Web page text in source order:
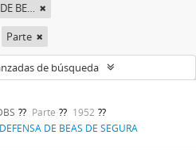
PROYECTOS OBRAS DE DEFENSA DE BEAS DE SEGURA
Parte
de búsqueda
Parte
1952
DE BEAS DE SEGURA